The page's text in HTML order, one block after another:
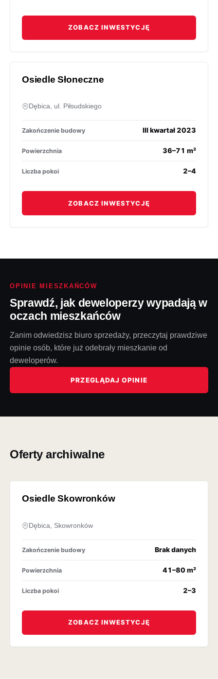
ZOBACZ INWESTYCJĘ
Osiedle Słoneczne
Dębica, ul. Piłsudskiego
Zakończenie budowy III kwartał 2023
Powierzchnia 36–71 m²
Liczba pokoi 2–4
ZOBACZ INWESTYCJĘ
OPINIE MIESZKAŃCÓW
Sprawdź, jak deweloperzy wypadają w
oczach mieszkańców
Zanim odwiedzisz biuro sprzedaży, przeczytaj prawdziwe
opinie osób, które już odebrały mieszkanie od
deweloperów.
PRZEGLĄDAJ OPINIE
Oferty archiwalne
OFERTA ARCHIWALNA
Osiedle Skowronków
Dębica, Skowronków
Zakończenie budowy Brak danych
Powierzchnia 41–80 m²
Liczba pokoi 2–3
ZOBACZ INWESTYCJĘ